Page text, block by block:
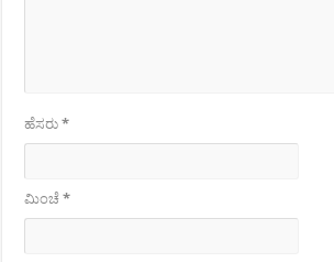
ಹೆಸರು*
ಮಿಂಚೆ*